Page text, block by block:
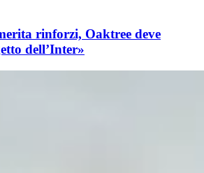
rinforzi, Oaktree deve
dell’Inter»